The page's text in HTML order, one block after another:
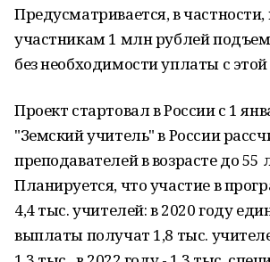
Предусматривается, в
участникам 1 млн рублей
без необходимости уплаты с
Проект стартовал в России с 1
"Земский учитель" в России
преподавателей в возрасте до 55
Планируется, что участие в
4,4 тыс. учителей: в 2020 году
выплаты получат 1,8 тыс.